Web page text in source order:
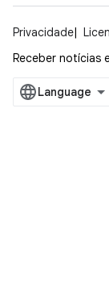
Privacidade
Receber notícias